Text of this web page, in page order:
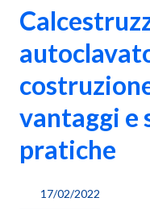
vantaggi e
pratiche
17/02/2022